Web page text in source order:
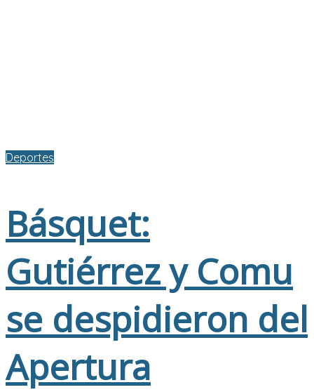
Deportes
Básquet:
Gutiérrez y Comu
se despidieron del
Apertura